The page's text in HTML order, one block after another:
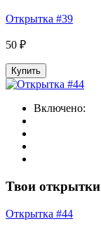
Открытка #39
50 ₽
Купить
Включено:
Твои открытки
Открытка #44